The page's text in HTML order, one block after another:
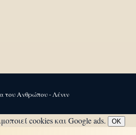
του Ανθρώπου - Λένιν
cookies και Google ads. OK